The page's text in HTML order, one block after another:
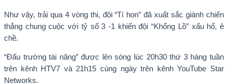
Như vậy, trải qua 4 vòng thi, đội “Tí hon” đã xuất sắc giành chiến
thắng chung cuộc với tỷ số 3 -1 khiến đội “Khổng Lồ” xấu hổ, ê
chề.
“Đấu trường tài năng” được lên sóng lúc 20h30 thứ 3 hàng tuần
trên kênh HTV7 và 21h15 cùng ngày trên kênh YouTube Star
Networks.